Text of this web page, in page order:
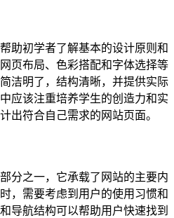
助初学者了解基本的设计原则和
页布局、色彩搭配和字体选择等
洁明了，结构清晰，并提供实际
应该注重培养学生的创造力和实
出符合自己需求的网站页面。
分之一，它承载了网站的主要内
，需要考虑到用户的使用习惯和
导航结构可以帮助用户快速找到